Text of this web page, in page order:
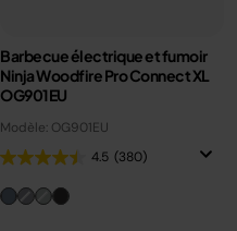
Barbecue électrique et fumoir
Ninja Woodfire Pro Connect XL
OG901EU
Modèle: OG901EU
4.5 (380)